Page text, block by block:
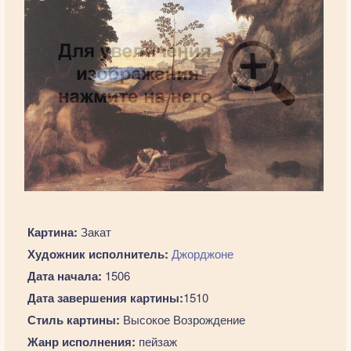
Картина: Закат
Художник исполнитель: Джорджоне
Дата начала: 1506
Дата завершения картины:1510
Стиль картины: Высокое Возрождение
Жанр исполнения: пейзаж